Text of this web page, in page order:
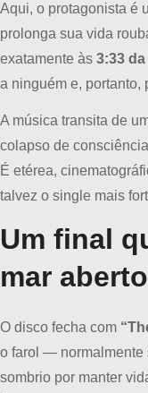
Aqui, o protagonista é
prolonga sua vida
exatamente às 3:33
a ninguém e, portanto,
A música transita de
colapso de
É etérea,
talvez o single mais
Um final
mar aberto
O disco fecha com
o farol — normalmente
sombrio por manter